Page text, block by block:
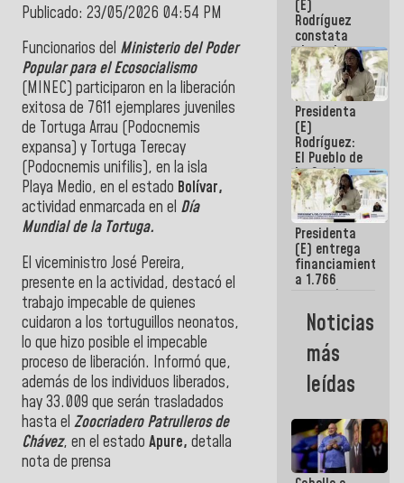
Publicado: 23/05/2026 04:54 PM
Funcionarios del Ministerio del Poder
Popular para el Ecosocialismo
(MINEC) participaron en la liberación
exitosa de 7611 ejemplares juveniles
de Tortuga Arrau (Podocnemis
expansa) y Tortuga Terecay
(Podocnemis unifilis), en la isla
Playa Medio, en el estado Bolívar,
actividad enmarcada en el Día
Mundial de la Tortuga.
El viceministro José Pereira,
presente en la actividad, destacó el
trabajo impecable de quienes
cuidaron a los tortuguillos neonatos,
lo que hizo posible el impecable
proceso de liberación. Informó que,
además de los individuos liberados,
hay 33.009 que serán trasladados
hasta el Zoocriadero Patrulleros de
Chávez, en el estado Apure, detalla
nota de prensa
Guaira
(E)
Rodríguez
constata
obras de
rehabilitación
de Escuela
Militar de
Mamo en La
Guaira
Presidenta
(E)
Rodríguez:
El Pueblo de
La Guaira
siempre
estará
acompañada
por el
Gobierno
Nacional
Presidenta
(E) entrega
financiamientos
a 1.766
comerciantes
emprendedores
afectados
por
terremotos
Noticias
más
leídas